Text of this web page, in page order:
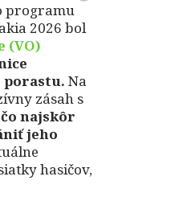
programu
2026 bol
(VO)
porastu. Na
zásah s
najskôr
jeho
hasičov,